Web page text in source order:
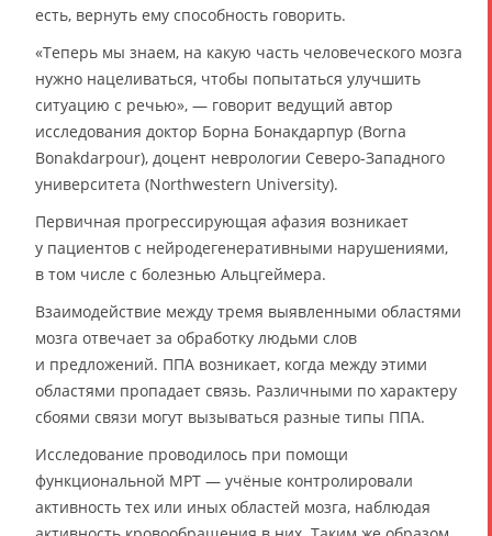
есть, вернуть ему способность говорить.
«Теперь мы знаем, на какую часть человеческого мозга
нужно нацеливаться, чтобы попытаться улучшить
ситуацию с речью», — говорит ведущий автор
исследования доктор Борна Бонакдарпур (Borna
Bonakdarpour), доцент неврологии Северо-Западного
университета (Northwestern University).
Первичная прогрессирующая афазия возникает
у пациентов с нейродегенеративными нарушениями,
в том числе с болезнью Альцгеймера.
Взаимодействие между тремя выявленными областями
мозга отвечает за обработку людьми слов
и предложений. ППА возникает, когда между этими
областями пропадает связь. Различными по характеру
сбоями связи могут вызываться разные типы ППА.
Исследование проводилось при помощи
функциональной МРТ — учёные контролировали
активность тех или иных областей мозга, наблюдая